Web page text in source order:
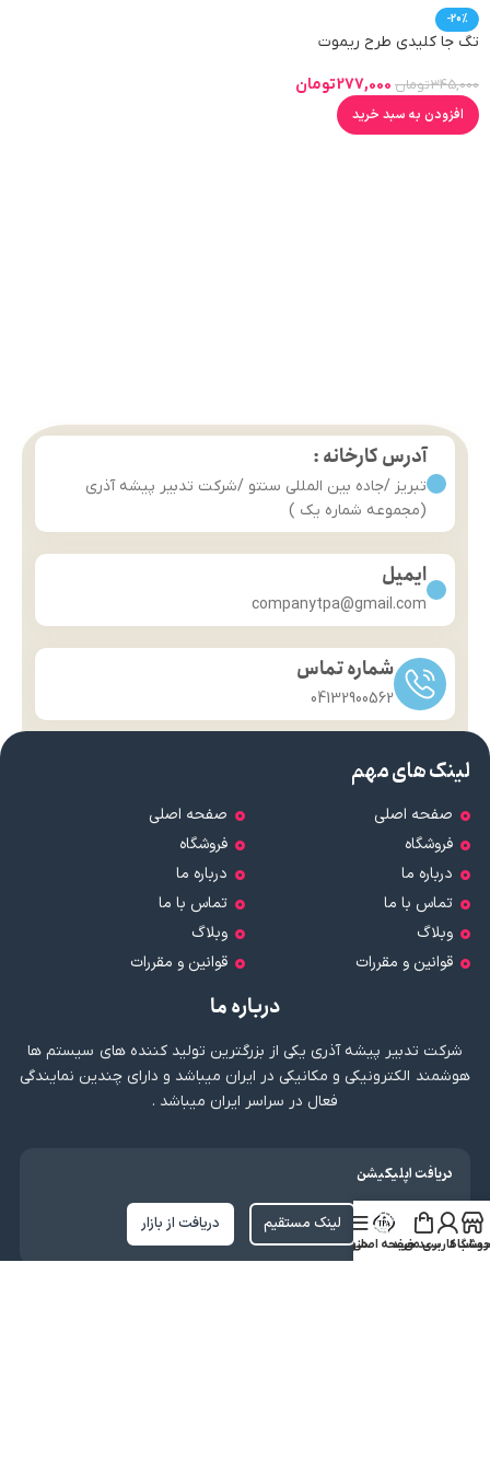
-20%
تگ جا کلیدی طرح ریموت
345,000تومان 277,000تومان
افزودن به سبد خرید
آدرس کارخانه :
تبریز /جاده بین المللی سنتو /شرکت تدبیر پیشه آذری
(مجموعه شماره یک )
ایمیل
companytpa@gmail.com
شماره تماس
04132900562
لینک های مهم
صفحه اصلی
فروشگاه
درباره ما
تماس با ما
وبلاگ
قوانین و مقررات
صفحه اصلی
فروشگاه
درباره ما
تماس با ما
وبلاگ
قوانین و مقررات
درباره ما
شرکت تدبیر پیشه آذری یکی از بزرگترین تولید کننده های سیستم ها
هوشمند الکترونیکی و مکانیکی در ایران میباشد و دارای چندین نمایندگی
فعال در سراسر ایران میباشد .
دریافت اپلیکیشن
لینک مستقیم دریافت از بازار
حساب کاربری من
سبد خریدصفحه اصلی
منو